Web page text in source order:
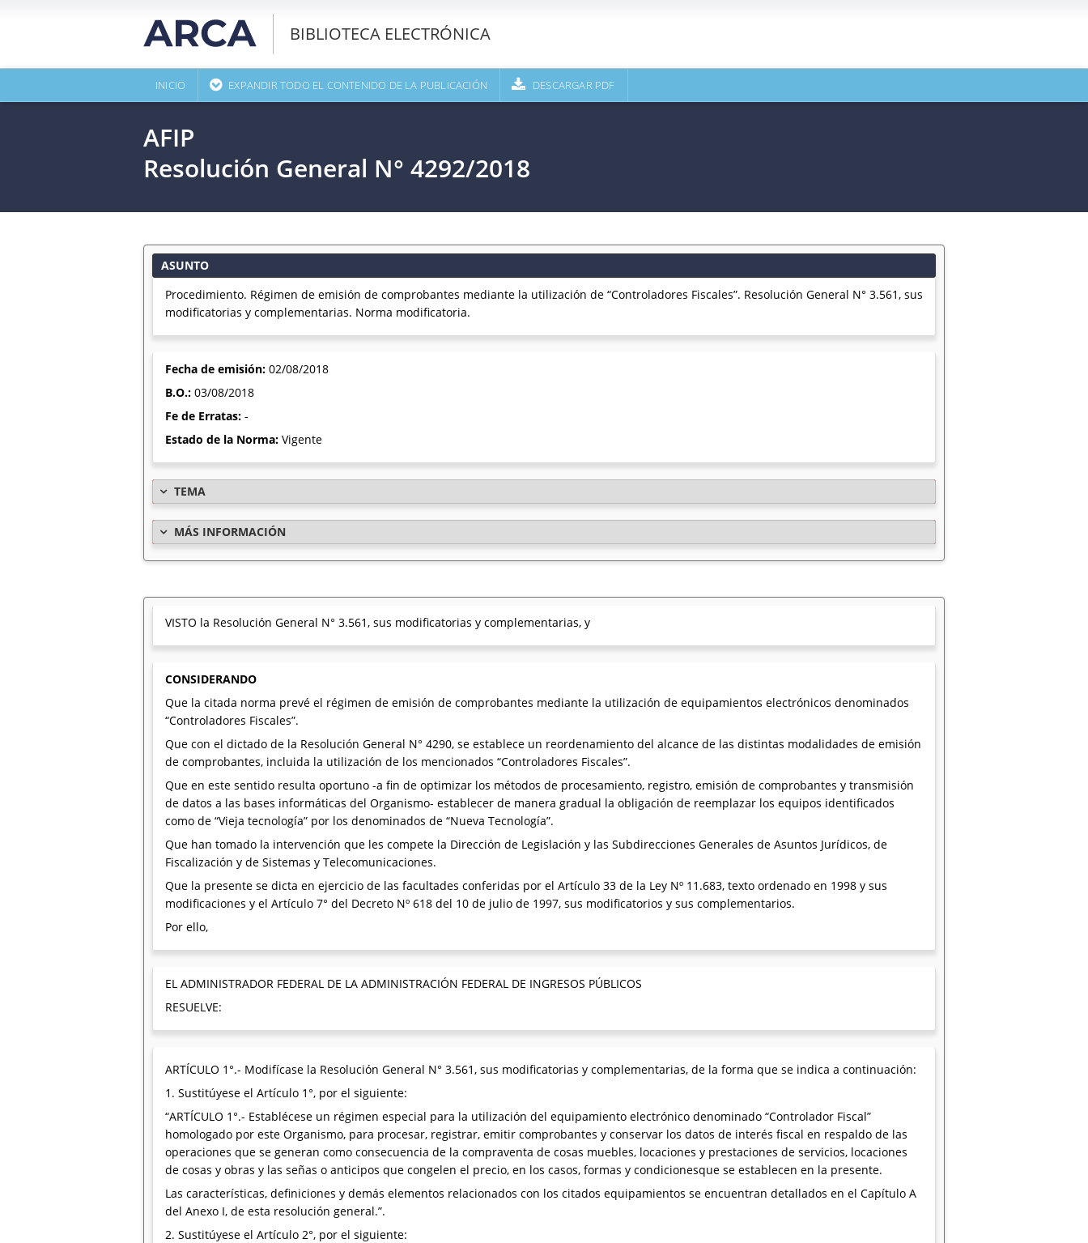
BIBLIOTECA ELECTRÓNICA
INICIO EXPANDIR TODO EL CONTENIDO DE LA PUBLICACIÓN DESCARGAR PDF
AFIP
Resolución General N° 4292/2018
ASUNTO
Procedimiento. Régimen de emisión de comprobantes mediante la utilización de “Controladores Fiscales”. Resolución General N° 3.561, sus
modificatorias y complementarias. Norma modificatoria.
Fecha de emisión: 02/08/2018
B.O.: 03/08/2018
Fe de Erratas: -
Estado de la Norma: Vigente
TEMA
MÁS INFORMACIÓN
VISTO la Resolución General N° 3.561, sus modificatorias y complementarias, y
CONSIDERANDO
Que la citada norma prevé el régimen de emisión de comprobantes mediante la utilización de equipamientos electrónicos denominados
“Controladores Fiscales”.
Que con el dictado de la Resolución General N° 4290, se establece un reordenamiento del alcance de las distintas modalidades de emisión
de comprobantes, incluida la utilización de los mencionados “Controladores Fiscales”.
Que en este sentido resulta oportuno -a fin de optimizar los métodos de procesamiento, registro, emisión de comprobantes y transmisión
de datos a las bases informáticas del Organismo- establecer de manera gradual la obligación de reemplazar los equipos identificados
como de “Vieja tecnología” por los denominados de “Nueva Tecnología”.
Que han tomado la intervención que les compete la Dirección de Legislación y las Subdirecciones Generales de Asuntos Jurídicos, de
Fiscalización y de Sistemas y Telecomunicaciones.
Que la presente se dicta en ejercicio de las facultades conferidas por el Artículo 33 de la Ley Nº 11.683, texto ordenado en 1998 y sus
modificaciones y el Artículo 7° del Decreto Nº 618 del 10 de julio de 1997, sus modificatorios y sus complementarios.
Por ello,
EL ADMINISTRADOR FEDERAL DE LA ADMINISTRACIÓN FEDERAL DE INGRESOS PÚBLICOS
RESUELVE:
ARTÍCULO 1°.- Modifícase la Resolución General N° 3.561, sus modificatorias y complementarias, de la forma que se indica a continuación:
1. Sustitúyese el Artículo 1°, por el siguiente:
“ARTÍCULO 1°.- Establécese un régimen especial para la utilización del equipamiento electrónico denominado “Controlador Fiscal”
homologado por este Organismo, para procesar, registrar, emitir comprobantes y conservar los datos de interés fiscal en respaldo de las
operaciones que se generan como consecuencia de la compraventa de cosas muebles, locaciones y prestaciones de servicios, locaciones
de cosas y obras y las señas o anticipos que congelen el precio, en los casos, formas y condicionesque se establecen en la presente.
Las características, definiciones y demás elementos relacionados con los citados equipamientos se encuentran detallados en el Capítulo A
del Anexo I, de esta resolución general.”.
2. Sustitúyese el Artículo 2°, por el siguiente: